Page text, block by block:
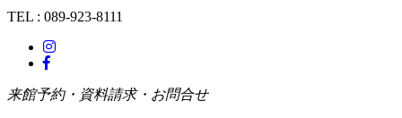
TEL : 089-923-8111
来館予約・資料請求・お問合せ